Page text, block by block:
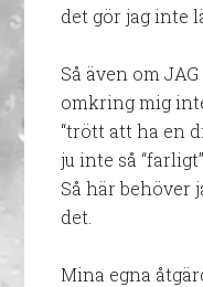
det gör jag inte
Så även om
omkring mig
“trött att ha en
ju inte så “farligt”
Så här behöver
det.
Mina egna